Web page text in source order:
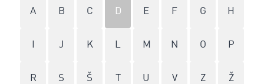
A B C D E F G H
J K L M N O P
R S Š U V Z Ž